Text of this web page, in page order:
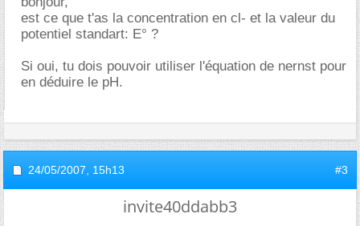
est ce que t'as la concentration en cl- et la valeur du
potentiel standart: E° ?
Si oui, tu dois pouvoir utiliser l'équation de nernst pour
en déduire le pH.
24/05/2007, 15h13 #3
invite40ddabb3